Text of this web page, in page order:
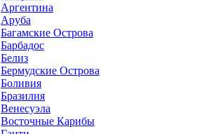
Аргентина
Аруба
Багамские Острова
Барбадос
Белиз
Бермудские Острова
Боливия
Бразилия
Венесуэла
Восточные Карибы